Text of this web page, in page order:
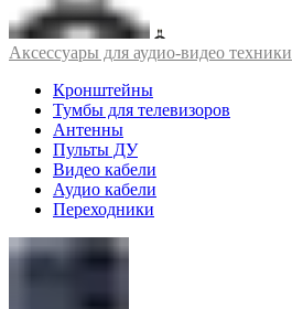
Аксессуары для аудио-видео техники
Кронштейны
Тумбы для телевизоров
Антенны
Пульты ДУ
Видео кабели
Аудио кабели
Переходники